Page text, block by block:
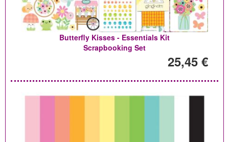
Butterfly Kisses - Essentials Kit
Scrapbooking Set
25,45 €